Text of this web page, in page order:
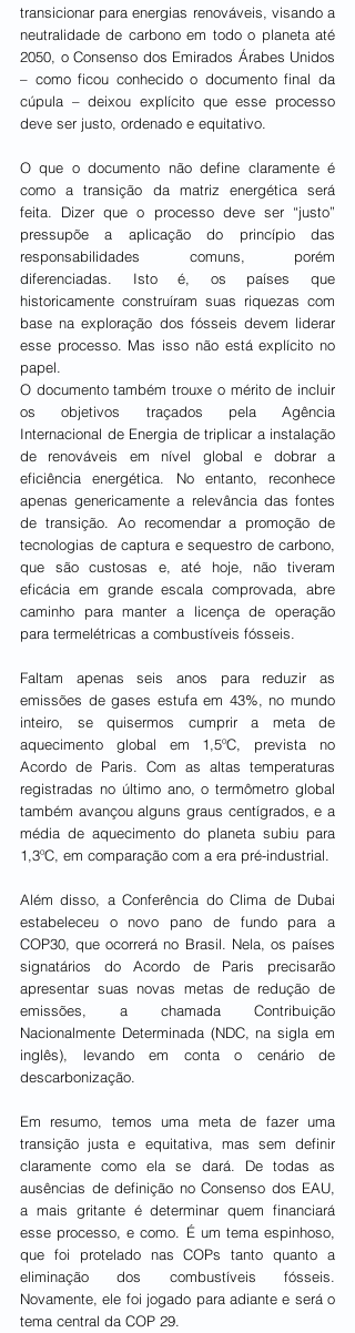
transicionar para energias renováveis, visando a
neutralidade de carbono em todo o planeta até
2050, o Consenso dos Emirados Árabes Unidos
– como ficou conhecido o documento final da
cúpula – deixou explícito que esse processo
deve ser justo, ordenado e equitativo.
O que o documento não define claramente é
como a transição da matriz energética será
feita. Dizer que o processo deve ser “justo”
pressupõe a aplicação do princípio das
responsabilidades comuns, porém
diferenciadas. Isto é, os países que
historicamente construíram suas riquezas com
base na exploração dos fósseis devem liderar
esse processo. Mas isso não está explícito no
papel.
O documento também trouxe o mérito de incluir
os objetivos traçados pela Agência
Internacional de Energia de triplicar a instalação
de renováveis em nível global e dobrar a
eficiência energética. No entanto, reconhece
apenas genericamente a relevância das fontes
de transição. Ao recomendar a promoção de
tecnologias de captura e sequestro de carbono,
que são custosas e, até hoje, não tiveram
eficácia em grande escala comprovada, abre
caminho para manter a licença de operação
para termelétricas a combustíveis fósseis.
Faltam apenas seis anos para reduzir as
emissões de gases estufa em 43%, no mundo
inteiro, se quisermos cumprir a meta de
aquecimento global em 1,5ºC, prevista no
Acordo de Paris. Com as altas temperaturas
registradas no último ano, o termômetro global
também avançou alguns graus centígrados, e a
média de aquecimento do planeta subiu para
1,3ºC, em comparação com a era pré-industrial.
Além disso, a Conferência do Clima de Dubai
estabeleceu o novo pano de fundo para a
COP30, que ocorrerá no Brasil. Nela, os países
signatários do Acordo de Paris precisarão
apresentar suas novas metas de redução de
emissões, a chamada Contribuição
Nacionalmente Determinada (NDC, na sigla em
inglês), levando em conta o cenário de
descarbonização.
Em resumo, temos uma meta de fazer uma
transição justa e equitativa, mas sem definir
claramente como ela se dará. De todas as
ausências de definição no Consenso dos EAU,
a mais gritante é determinar quem financiará
esse processo, e como. É um tema espinhoso,
que foi protelado nas COPs tanto quanto a
eliminação dos combustíveis fósseis.
Novamente, ele foi jogado para adiante e será o
tema central da COP 29.